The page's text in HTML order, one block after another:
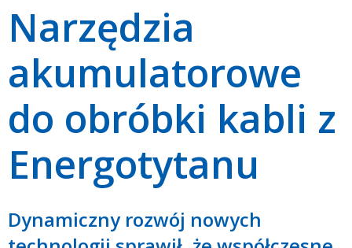
Narzędzia
akumulatorowe
do obróbki kabli z
Energotytanu
Dynamiczny rozwój nowych